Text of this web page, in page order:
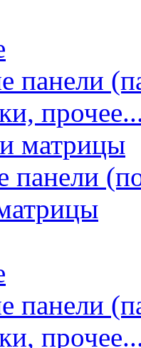
панели
матрицы
панели
панели